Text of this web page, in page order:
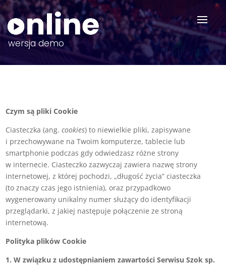
Czym są pliki Cookie
Ciasteczka (ang.cookies) to niewielkie pliki, zapisywane
i przechowywane na Twoim komputerze, tablecie lub
smartphonie podczas gdy odwiedzasz różne strony
w internecie. Ciasteczko zazwyczaj zawiera nazwę strony
internetowej, z której pochodzi, „długość życia” ciasteczka
(to znaczy czas jego istnienia), oraz przypadkowo
wygenerowany unikalny numer służący do identyfikacji
przeglądarki, z jakiej następuje połączenie ze stroną
internetową.
Polityka plików Cookie
1. W związku z udostępnianiem zawartości Serwisu Szok sp.